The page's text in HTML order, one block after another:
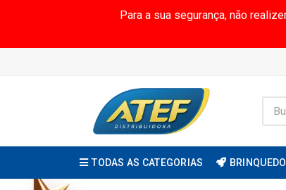
Para a sua segurança, não
TODAS AS CATEGORIAS